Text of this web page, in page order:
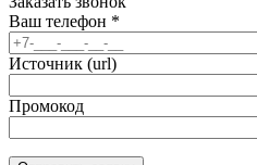
Ваш телефон *
Источник (url)
Промокод